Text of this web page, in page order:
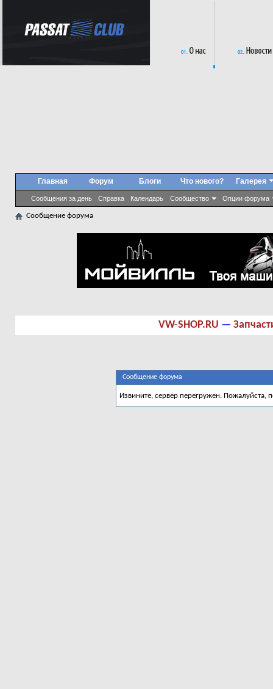
Главная Форум
Сообщения за день Справка Календарь Сообщество Опции форума
Блоги Что нового? Галерея
Сообщение форума
VW-SHOP.RU —
Сообщение форума
Извините, сервер перегружен. Пожалуйста,